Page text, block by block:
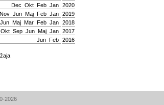
Dec Okt Feb Jan 2020
Nov Јun Мај Feb Jan 2019
Јun Мај Mar Feb Jan 2018
Okt Sep Јun Мај Jan 2017
Јun Feb 2016
2026